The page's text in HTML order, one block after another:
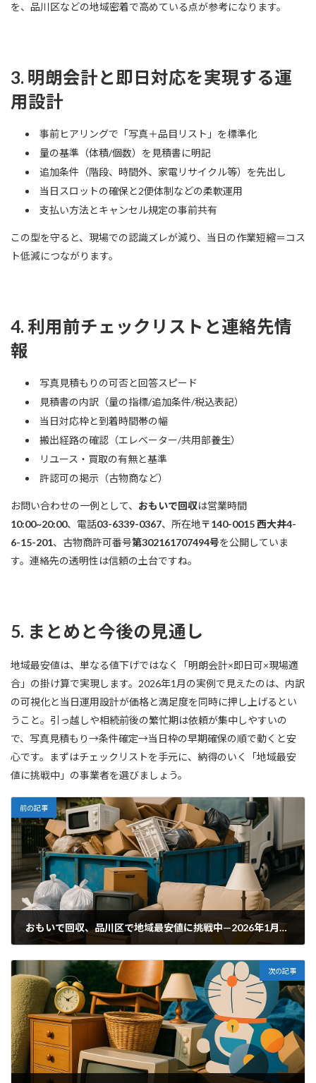
を、品川区などの地域密着で高めている点が参考になります。
3. 明朗会計と即日対応を実現する運
用設計
事前ヒアリングで「写真＋品目リスト」を標準化
量の基準（体積/個数）を見積書に明記
追加条件（階段、時間外、家電リサイクル等）を先出し
当日スロットの確保と2便体制などの柔軟運用
支払い方法とキャンセル規定の事前共有
この型を守ると、現場での認識ズレが減り、当日の作業短縮＝コス
ト低減につながります。
4. 利用前チェックリストと連絡先情
報
写真見積もりの可否と回答スピード
見積書の内訳（量の指標/追加条件/税込表記）
当日対応枠と到着時間帯の幅
搬出経路の確認（エレベーター/共用部養生）
リユース・買取の有無と基準
許認可の掲示（古物商など）
お問い合わせの一例として、 おもいで回収は営業時間
10:00~20:00、電話03-6339-0367、所在地〒140-0015 西大井4-
6-15-201、古物商許可番号第302161707494号を公開していま
す。連絡先の透明性は信頼の土台ですね。
5. まとめと今後の見通し
地域最安値は、単なる値下げではなく「明朗会計×即日可×現場適
合」の掛け算で実現します。2026年1月の実例で見えたのは、内訳
の可視化と当日運用設計が価格と満足度を同時に押し上げるとい
うこと。引っ越しや相続前後の繁忙期は依頼が集中しやすいの
で、写真見積もり→条件確定→当日枠の早期確保の順で動くと安
心です。まずはチェックリストを手元に、納得のいく「地域最安
値に挑戦中」の事業者を選びましょう。
前の記事
おもいで回収、品川区で地域最安値に挑戦中—2026年1月実例と提供価値
次の記事